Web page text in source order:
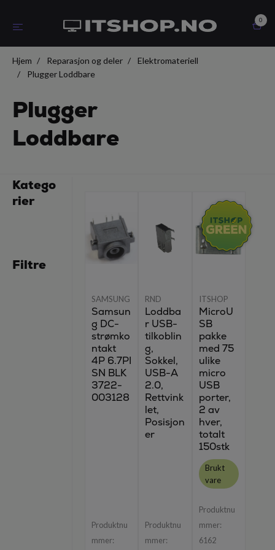
0
Hjem Reparasjon og deler
Elektromateriell
Plugger Loddbare
Plugger
Loddbare
Katego
rier
Filtre
SAMSUNG
Samsun
g DC-
strømko
ntakt
4P 6.7PI
SN BLK
3722-
003128
Produktnu
mmer:
RND
Loddba
r USB-
tilkoblin
g,
Sokkel,
USB-A
2.0,
Rettvink
let,
Posisjon
er
Produktnu
mmer:
ITSHOP
MicroU
SB
pakke
med 75
ulike
micro
USB
porter,
2 av
hver,
totalt
150stk
Brukt
vare
Produktnu
mmer:
6162